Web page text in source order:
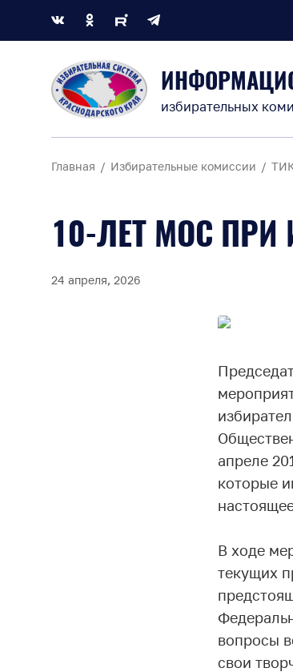
избирательных
Главная Избирательные комиссии
10-ЛЕТ МОС
24 апреля, 2026
апреле
которые
В ходе
текущих
вопросы
свои